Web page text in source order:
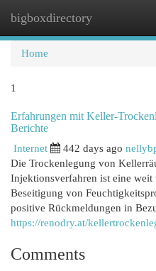
bigboxdirectory
Home
1
Erfahrungen mit Keller-
Berichte
Internet 442 days ago
Die Trockenlegung von
Injektionsverfahren ist eine weit
Beseitigung von
positive Rückmeldungen in
https://renodry.at/
Comments